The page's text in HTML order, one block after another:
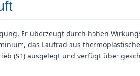
Er überzeugt durch hohen
das Laufrad aus
(S1) ausgelegt und verfügt über